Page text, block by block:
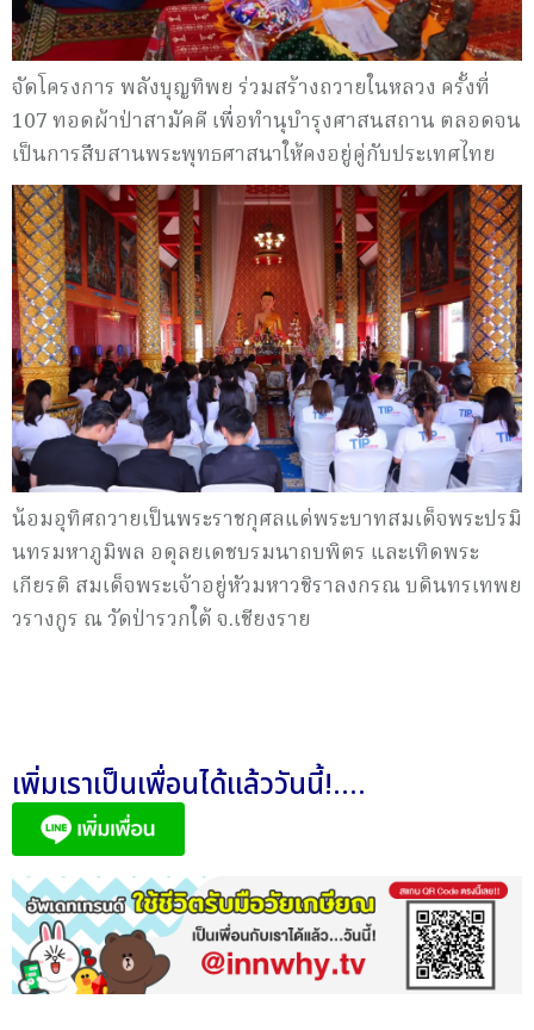
จัดโครงการ พลังบุญทิพย ร่วมสร้างถวายในหลวง ครั้งที่
107 ทอดผ้าป่าสามัคคี เพื่อทำนุบำรุงศาสนสถาน ตลอดจน
เป็นการสืบสานพระพุทธศาสนาให้คงอยู่คู่กับประเทศไทย
น้อมอุทิศถวายเป็นพระราชกุศลแด่พระบาทสมเด็จพระปรมิ
นทรมหาภูมิพล อดุลยเดชบรมนาถบพิตร และเทิดพระ
เกียรติ สมเด็จพระเจ้าอยู่หัวมหาวชิราลงกรณ บดินทรเทพย
วรางกูร ณ วัดป่ารวกใต้ จ.เชียงราย
เพิ่มเราเป็นเพื่อนได้แล้ววันนี้!....